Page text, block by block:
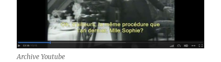
Archive Youtube